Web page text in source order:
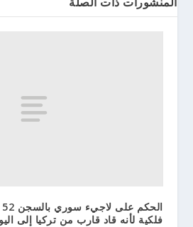
فلكية لأنه قاد قارب من تركيا إلى